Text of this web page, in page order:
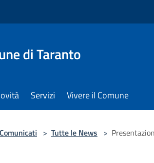
di Taranto
Servizi Vivere il Comune
Comunicati > Tutte le News >